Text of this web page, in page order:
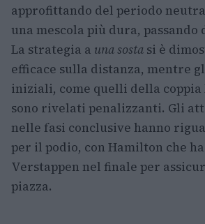
approfittando del periodo
una mescola più dura, passando
La strategia a una sosta si è
efficace sulla distanza, mentre
iniziali, come quelli della coppia
sono rivelati penalizzanti. Gli
nelle fasi conclusive hanno
per il podio, con Hamilton che
Verstappen nel finale per
piazza.